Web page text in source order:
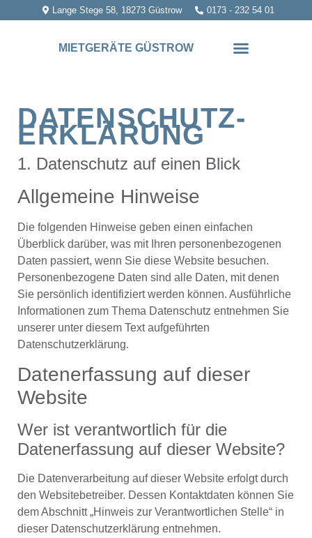
Lange Stege 58, 18273 Güstrow 0173 - 232 54 01
MIETGERÄTE GÜSTROW
DATENSCHUTZ­
ERKLÄRUNG
1. Datenschutz auf einen Blick
Allgemeine Hinweise
Die folgenden Hinweise geben einen einfachen
Überblick darüber, was mit Ihren personenbezogenen
Daten passiert, wenn Sie diese Website besuchen.
Personenbezogene Daten sind alle Daten, mit denen
Sie persönlich identifiziert werden können. Ausführliche
Informationen zum Thema Datenschutz entnehmen Sie
unserer unter diesem Text aufgeführten
Datenschutzerklärung.
Datenerfassung auf dieser
Website
Wer ist verantwortlich für die
Datenerfassung auf dieser Website?
Die Datenverarbeitung auf dieser Website erfolgt durch
den Websitebetreiber. Dessen Kontaktdaten können Sie
dem Abschnitt „Hinweis zur Verantwortlichen Stelle“ in
dieser Datenschutzerklärung entnehmen.